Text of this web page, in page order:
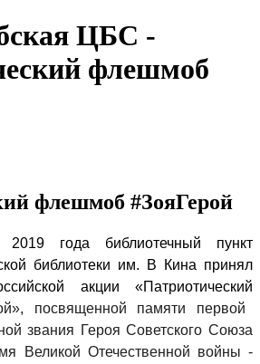
ЦБС -
флешмоб
флешмоб #ЗояГерой
года библиотечный пункт
библиотеки им. В Кина принял
акции «Патриотический
, посвященной памяти первой
звания Героя Советского Союза
Великой Отечественной войны -